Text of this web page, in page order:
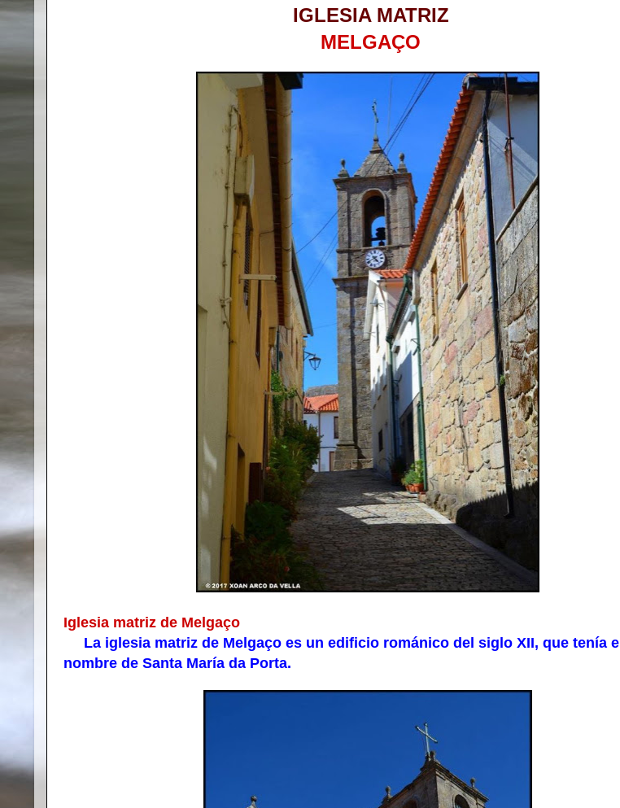
IGLESIA MATRIZ
MELGAÇO
Iglesia matriz de Melgaço
La iglesia matriz de Melgaço es un edificio románico del siglo XII, que tenía el
nombre de Santa María da Porta.